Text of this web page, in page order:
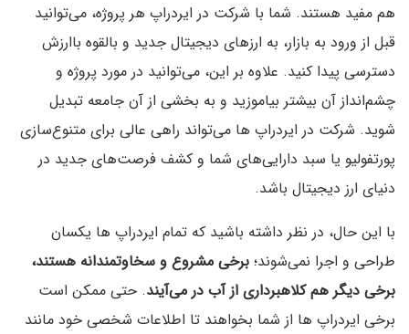
هم مفید هستند. شما با شرکت در ایردراپ هر پروژه، می‌‌توانید
قبل از ورود به بازار، به ارزهای دیجیتال جدید و بالقوه باارزش
دسترسی پیدا کنید. علاوه بر این، می‌‌توانید در مورد پروژه و
چشم‌انداز آن بیشتر بیاموزید و به بخشی از آن جامعه تبدیل
شوید. شرکت در ایردراپ ها می‌‌تواند راهی عالی برای متنوع‌سازی
پورتفولیو یا سبد دارایی‌های شما و کشف فرصت‌های جدید در
دنیای ارز دیجیتال باشد.
با این حال، در نظر داشته باشید که تمام ایردراپ‌ ها یکسان
طراحی و اجرا نمی‌شوند؛ برخی مشروع و سخاوتمندانه هستند،
برخی دیگر هم کلاهبرداری از آب در می‌آیند. حتی ممکن است
برخی ایردراپ‌ ها از شما بخواهند تا اطلاعات شخصی خود مانند